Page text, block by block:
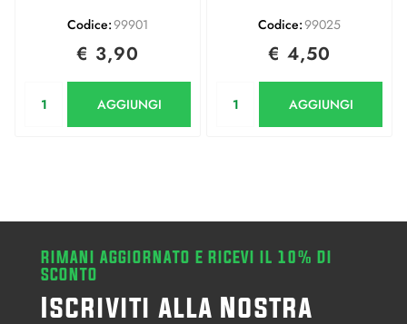
Codice:99901
€ 3,90
AGGIUNGI
Codice:99025
€ 4,50
AGGIUNGI
RIMANI AGGIORNATO E RICEVI IL 10% DI
SCONTO
Iscriviti alla Nostra